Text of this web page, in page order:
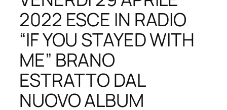
2022 ESCE IN RADIO
“IF YOU STAYED WITH
ME” BRANO
ESTRATTO DAL
NUOVO ALBUM